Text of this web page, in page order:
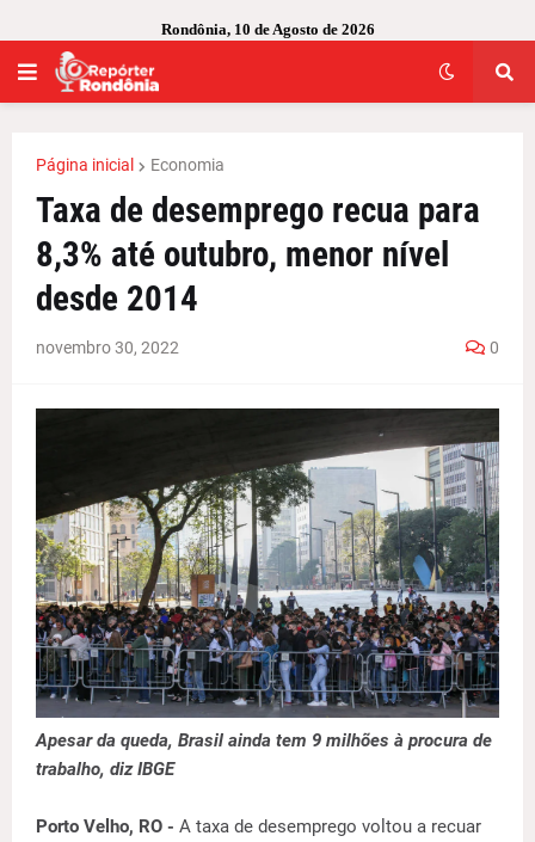
Rondônia, 10 de Agosto de 2026
Página inicial Economia
Taxa de desemprego recua para
8,3% até outubro, menor nível
desde 2014
novembro 30, 2022 0
Apesar da queda, Brasil ainda tem 9 milhões à procura de
trabalho, diz IBGE
Porto Velho, RO - A taxa de desemprego voltou a recuar